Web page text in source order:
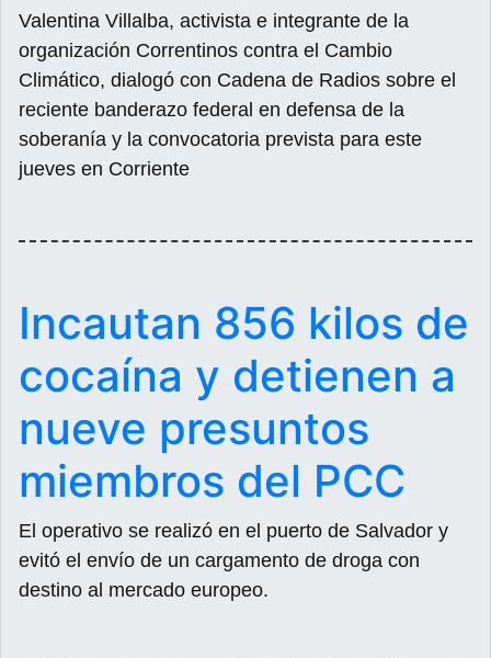
Valentina Villalba, activista e integrante de la
organización Correntinos contra el Cambio
Climático, dialogó con Cadena de Radios sobre el
reciente banderazo federal en defensa de la
soberanía y la convocatoria prevista para este
jueves en Corriente
Incautan 856 kilos de
cocaína y detienen a
nueve presuntos
miembros del PCC
El operativo se realizó en el puerto de Salvador y
evitó el envío de un cargamento de droga con
destino al mercado europeo.